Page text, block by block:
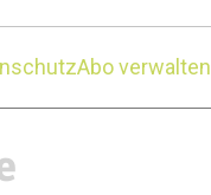
Abo verwalten